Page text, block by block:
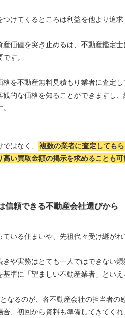
つけてくるところは利益を他より追
産価値を突き止めるは、不動産鑑定
す。
格を不動産無料見積もり業者に査定
観的な価格を知ることができますし
はなく、
複数の業者に査定しても
高い買取金額の掲示を求めることも
信頼できる不動産会社選びから
ている住まいや、先祖代々受け継が
や実務はとても一人ではできない
基準に「望ましい不動産業者」とい
なるのが、各不動産会社の担当者の
合、初回から資料も準備してきてく